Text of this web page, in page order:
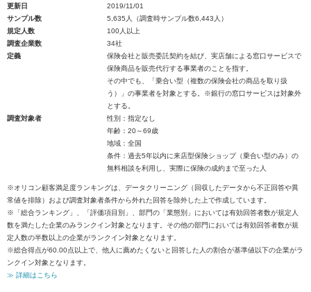
更新日
2019/11/01
サンプル数
5,635人（調査時サンプル数6,443人）
規定人数
100人以上
調査企業数
34社
定義
保険会社と販売委託契約を結び、実店舗による窓口サービスで
保険商品を販売代行する事業者のことを指す。
その中でも、「乗合い型（複数の保険会社の商品を取り扱
う）」の事業者を対象とする。※銀行の窓口サービスは対象外
とする。
調査対象者
性別：指定なし
年齢：20～69歳
地域：全国
条件：過去5年以内に来店型保険ショップ（乗合い型のみ）の
無料相談を利用し、実際に保険の成約まで至った人
※オリコン顧客満足度ランキングは、データクリーニング（回収したデータから不正回答や異
常値を排除）および調査対象者条件から外れた回答を除外した上で作成しています。
※「総合ランキング」、「評価項目別」、部門の「業態別」においては有効回答者数が規定人
数を満たした企業のみランクイン対象となります。その他の部門においては有効回答者数が規
定人数の半数以上の企業がランクイン対象となります。
※総合得点が60.00点以上で、他人に薦めたくないと回答した人の割合が基準値以下の企業がラ
ンクイン対象となります。
≫ 詳細はこちら